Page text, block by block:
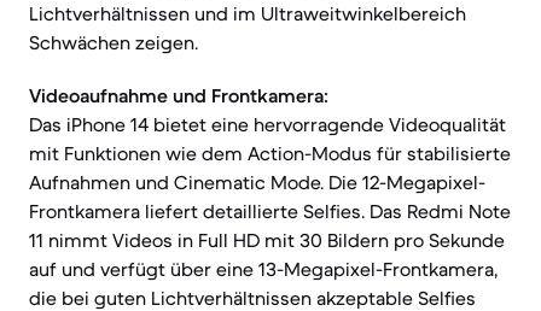
Lichtverhältnissen und im Ultraweitwinkelbereich
Schwächen zeigen.
Videoaufnahme und Frontkamera:
Das iPhone 14 bietet eine hervorragende Videoqualität
mit Funktionen wie dem Action-Modus für stabilisierte
Aufnahmen und Cinematic Mode. Die 12-Megapixel-
Frontkamera liefert detaillierte Selfies. Das Redmi Note
11 nimmt Videos in Full HD mit 30 Bildern pro Sekunde
auf und verfügt über eine 13-Megapixel-Frontkamera,
die bei guten Lichtverhältnissen akzeptable Selfies